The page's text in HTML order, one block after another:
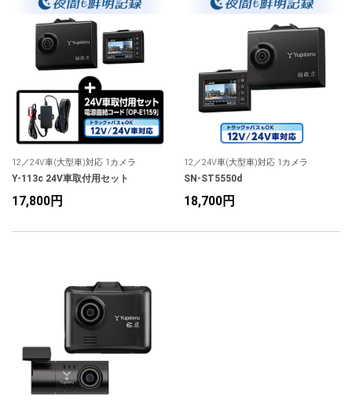
12／24V車(大型車)対応 1カメラ
Y-113c 24V車取付用セット
17,800円
12／24V車(大型車)対応 1カメラ
SN-ST5550d
18,700円